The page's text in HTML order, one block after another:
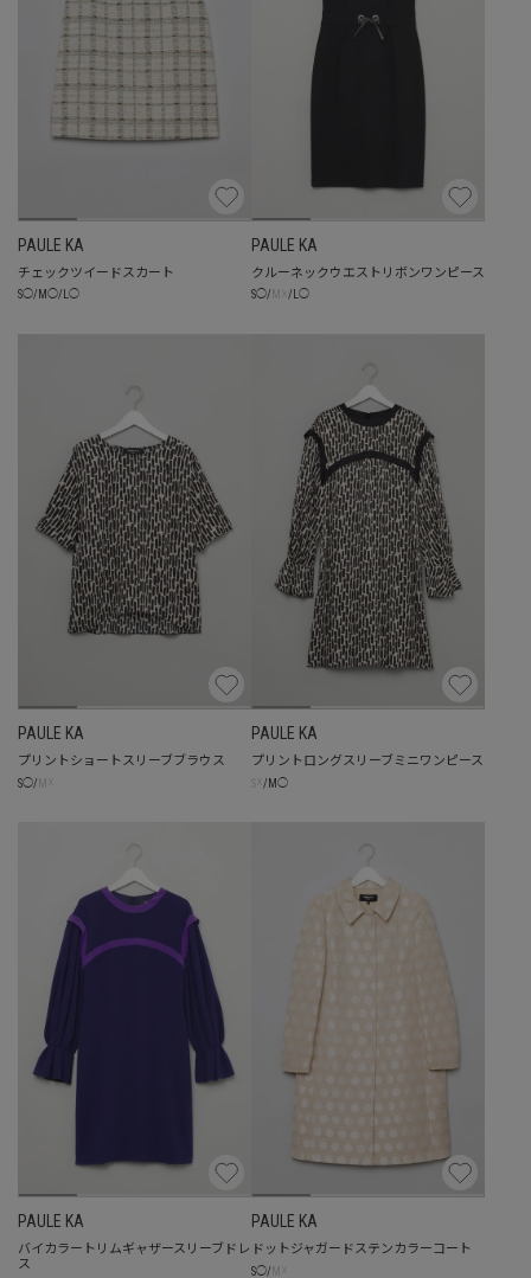
PAULE KA
チェックツイードスカート
S◯/ M ◯/ ◯
PAULE KA
クルーネックウエストリボンワンピース
S◯/ / L◯
PAULE KA
プリントショートスリーブブラウス
S◯/
PAULE KA
プリントロングスリーブミニワンピース
/ M ◯
PAULE KA
バイカラートリムギャザースリーブドレ
ス
PAULE KA
ドットジャガードステンカラーコート
S◯/